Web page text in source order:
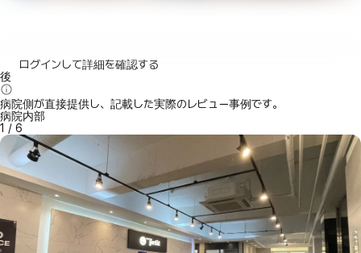
ログインして詳細を確認する
後
病院側が直接提供し、記載した実際のレビュー事例です。
病院内部
1 / 6